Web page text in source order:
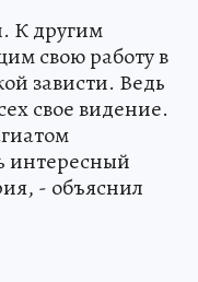
К другим
свою работу в
зависти. Ведь
свое видение.
интересный
- объяснил